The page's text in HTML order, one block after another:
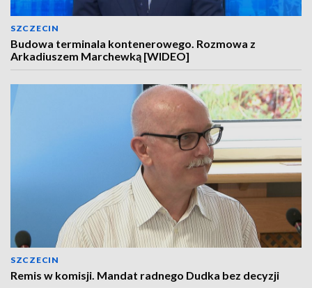
SZCZECIN
Budowa terminala kontenerowego. Rozmowa z
Arkadiuszem Marchewką [WIDEO]
SZCZECIN
Remis w komisji. Mandat radnego Dudka bez decyzji